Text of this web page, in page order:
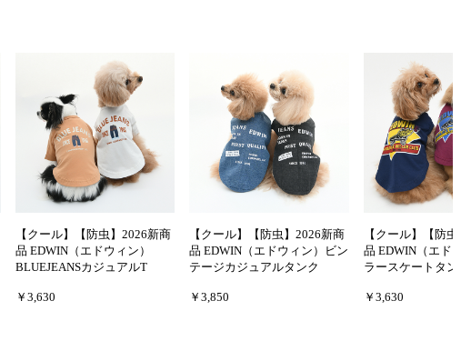
【クール】【防虫】2026新商
品 EDWIN（エドウィン）
BLUEJEANSカジュアルT
￥3,630
【クール】【防虫】2026新商
品 EDWIN（エドウィン）ビン
テージカジュアルタンク
￥3,850
【クール】【防虫
品 EDWIN（エドウ
ラースケートタンク
￥3,630